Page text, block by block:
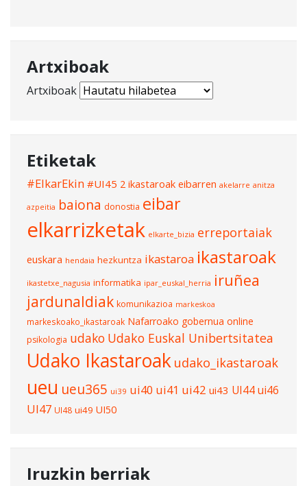
Artxiboak
Artxiboak
Etiketak
#ElkarEkin #UI45 2 ikastaroak eibarren akelarre anitza
azpeitia baiona donostia eibar
elkarrizketak elkarte_bizia erreportaiak
euskara hendaia hezkuntza ikastaroa ikastaroak
ikastetxe_nagusia informatika ipar_euskal_herria iruñea
jardunaldiak komunikazioa markeskoa
markeskoako_ikastaroak Nafarroako gobernua online
psikologia udako Udako Euskal Unibertsitatea
Udako Ikastaroak udako_ikastaroak
ueu ueu365 ui39 ui40 ui41 ui42 ui43 UI44ui46
UI47 UI48 ui49 UI50
Iruzkin berriak